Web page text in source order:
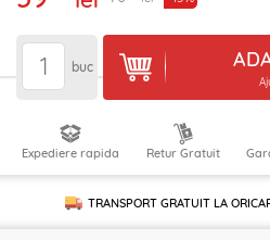
buc
Expediere rapida Retur Gratuit
TRANSPORT GRATUIT LA